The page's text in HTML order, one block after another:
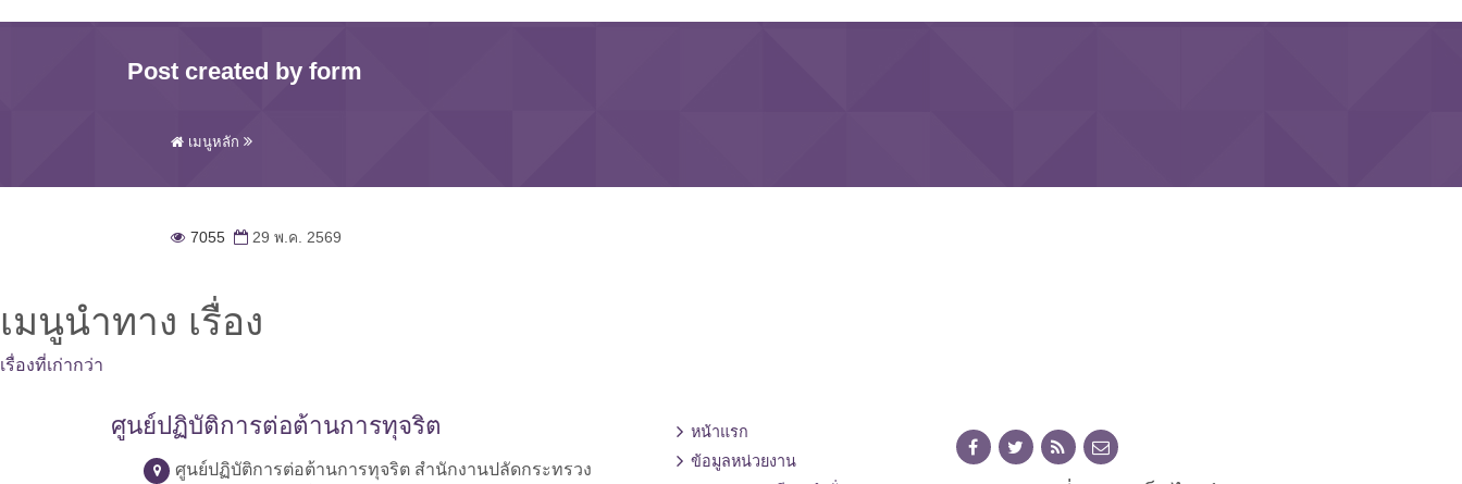
Post created by form
เมนูหลัก
7055 29 พ.ค. 2569
เมนูนำทาง เรื่อง
เรื่องที่เก่ากว่า
ศูนย์ปฏิบัติการต่อต้านการทุจริต
ศูนย์ปฏิบัติการต่อต้านการทุจริต สำนักงานปลัดกระทรวง
หน้าแรก
ข้อมูลหน่วยงาน